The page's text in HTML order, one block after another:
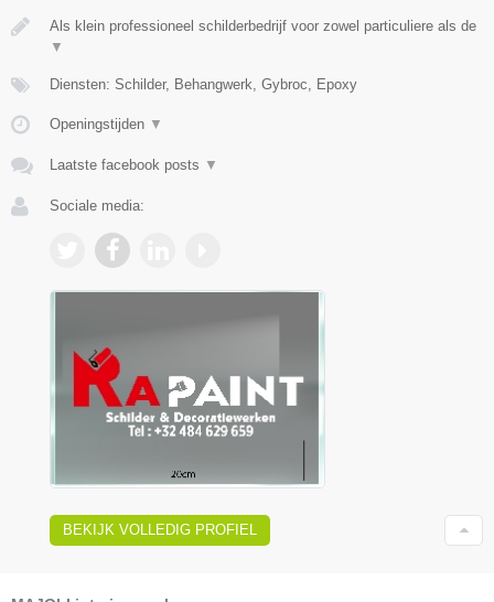
Als klein professioneel schilderbedrijf voor zowel particuliere als de
▼
Diensten: Schilder, Behangwerk, Gybroc, Epoxy
Openingstijden ▼
Laatste facebook posts ▼
Sociale media:
BEKIJK VOLLEDIG PROFIEL